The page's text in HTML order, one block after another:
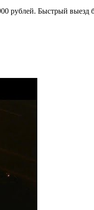
рублей. Быстрый